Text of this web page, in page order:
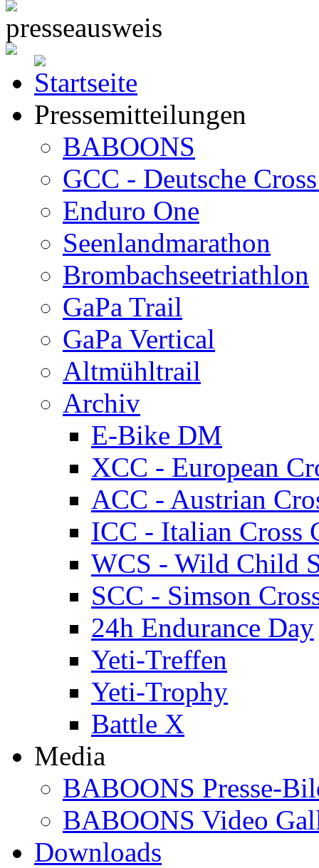
Pressemitteilungen
BABOONS
GCC - Deutsche
Enduro One
Seenlandmarathon
Brombachseetriathlon
GaPa Trail
GaPa Vertical
Altmühltrail
Archiv
E-Bike DM
XCC - European
ACC - Austrian
ICC - Italian Cross
WCS - Wild Child
SCC - Simson
24h Endurance Day
Yeti-Treffen
Yeti-Trophy
Battle X
Media
BABOONS Presse-
BABOONS Video
Downloads